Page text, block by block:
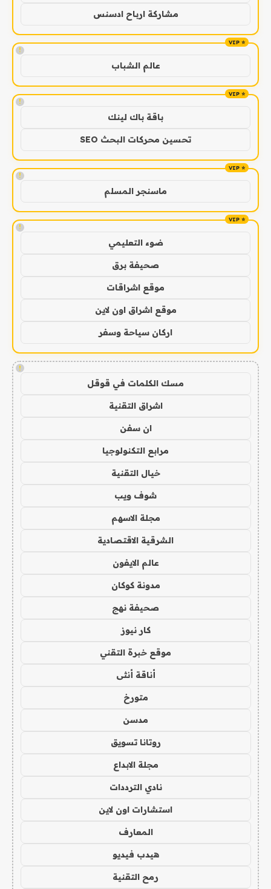
مشاركة ارباح ادسنس
!
عالم الشباب
!
باقة باك لينك
تحسين محركات البحث SEO
!
ماسنجر المسلم
!
ضوء التعليمي
صحيفة برق
موقع اشراقات
موقع اشراق اون لاين
اركان سياحة وسفر
!
مسك الكلمات في قوقل
اشراق التقنية
ان سفن
مرابع التكنولوجيا
خيال التقنية
شوف ويب
مجلة الاسهم
الشرقية الاقتصادية
عالم الايفون
مدونة كوكان
صحيفة نهج
كار نيوز
موقع خبرة التقني
أناقة أنثى
متورخ
مدسن
روتانا تسويق
مجلة الابداع
نادي الترددات
استشارات اون لاين
المعارف
هيدب فيديو
رمح التقنية